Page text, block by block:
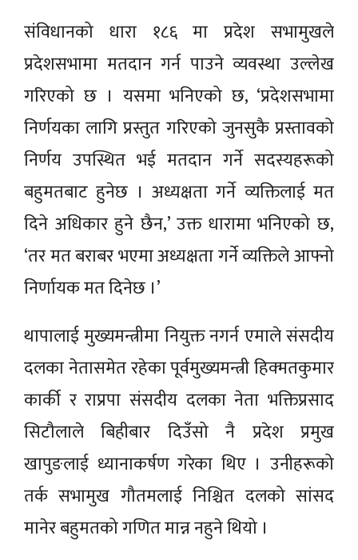
संविधानको धारा १८६ मा प्रदेश सभामुखले
प्रदेशसभामा मतदान गर्न पाउने व्यवस्था उल्लेख
गरिएको छ । यसमा भनिएको छ, ‘प्रदेशसभामा
निर्णयका लागि प्रस्तुत गरिएको जुनसुकै प्रस्तावको
निर्णय उपस्थित भई मतदान गर्ने सदस्यहरूको
बहुमतबाट हुनेछ । अध्यक्षता गर्ने व्यक्तिलाई मत
दिने अधिकार हुने छैन,’ उक्त धारामा भनिएको छ,
‘तर मत बराबर भएमा अध्यक्षता गर्ने व्यक्तिले आफ्नो
निर्णायक मत दिनेछ ।’
थापालाई मुख्यमन्त्रीमा नियुक्त नगर्न एमाले संसदीय
दलका नेतासमेत रहेका पूर्वमुख्यमन्त्री हिक्मतकुमार
कार्की र राप्रपा संसदीय दलका नेता भक्तिप्रसाद
सिटौलाले बिहीबार दिउँसो नै प्रदेश प्रमुख
खापुङलाई ध्यानाकर्षण गरेका थिए । उनीहरूको
तर्क सभामुख गौतमलाई निश्चित दलको सांसद
मानेर बहुमतको गणित मान्न नहुने थियो ।